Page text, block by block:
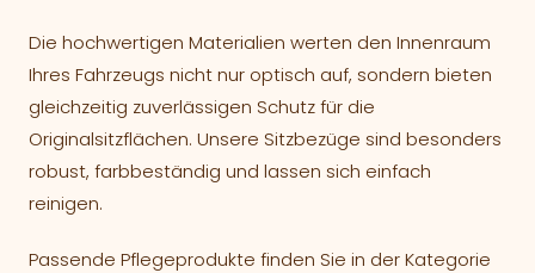
Die hochwertigen Materialien werten den Innenraum
Ihres Fahrzeugs nicht nur optisch auf, sondern bieten
gleichzeitig zuverlässigen Schutz für die
Originalsitzflächen. Unsere Sitzbezüge sind besonders
robust, farbbeständig und lassen sich einfach
reinigen.
Passende Pflegeprodukte finden Sie in der Kategorie